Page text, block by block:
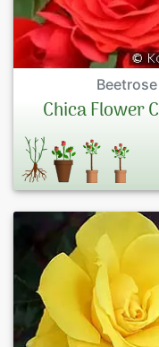
Beetrose
Chica Flower